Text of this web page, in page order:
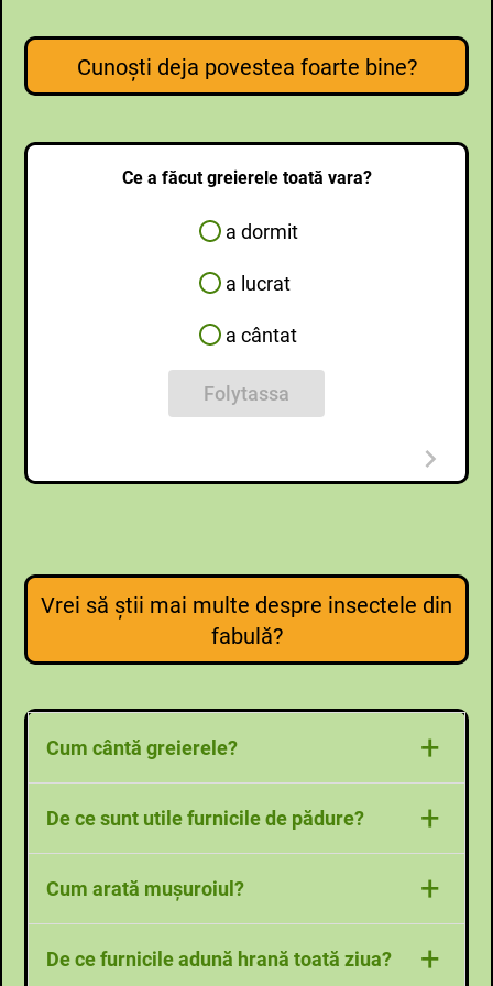
Cunoşti deja povestea foarte bine?
Ce a făcut greierele toată vara?
a dormit
a lucrat
a cântat
Folytassa
Vrei să ştii mai multe despre insectele din
fabulă?
Cum cântă greierele? +
De ce sunt utile furnicile de pădure? +
Cum arată muşuroiul? +
De ce furnicile adună hrană toată ziua? +